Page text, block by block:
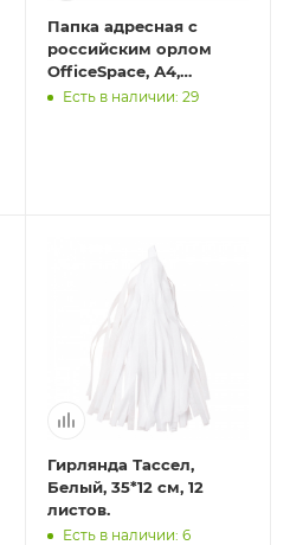
Папка адресная с
российским орлом
OfficeSpace, А4,
балакрон, синий, инд.
Есть в наличии: 29
Гирлянда Тассел,
Белый, 35*12 см, 12
листов.
Есть в наличии: 6